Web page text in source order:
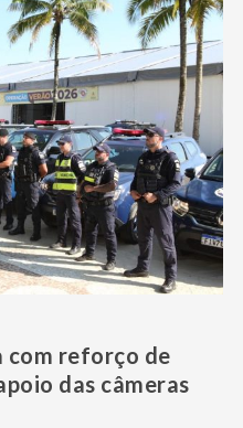
com reforço de
das câmeras